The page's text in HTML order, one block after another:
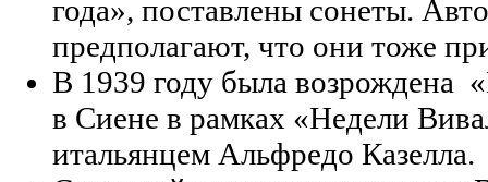
года», поставлены сонеты.
предполагают, что они тоже
В 1939 году была возрождена
в Сиене в рамках «Недели
итальянцем Альфредо Казелла.